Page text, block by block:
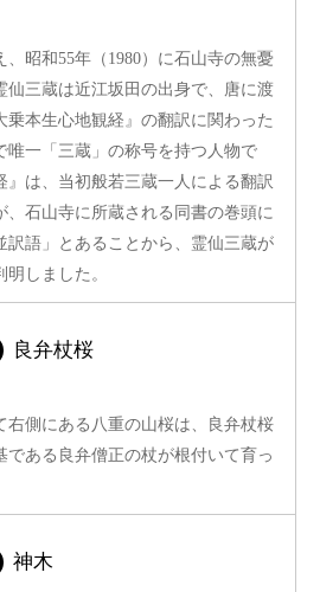
昭和55年（1980）に石山寺の無憂
仙三蔵は近江坂田の出身で、唐に渡
乗本生心地観経』の翻訳に関わった
唯一「三蔵」の称号を持つ人物で
』は、当初般若三蔵一人による翻訳
、石山寺に所蔵される同書の巻頭に
訳語」とあることから、霊仙三蔵が
しました。
良弁杖桜
右側にある八重の山桜は、良弁杖桜
である良弁僧正の杖が根付いて育っ
神木